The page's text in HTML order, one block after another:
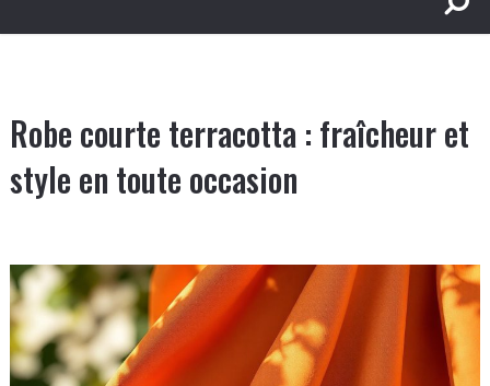
Robe courte terracotta : fraîcheur et
style en toute occasion